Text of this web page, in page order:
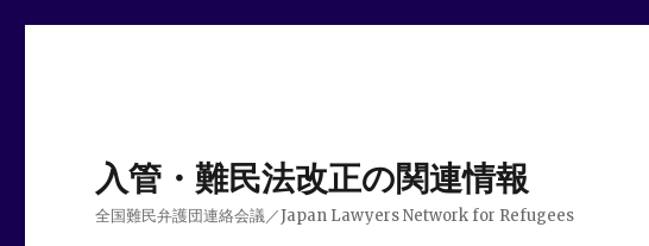
入管・難民法改正の関連情報
全国難民弁護団連絡会議／Japan Lawyers Network for Refugees